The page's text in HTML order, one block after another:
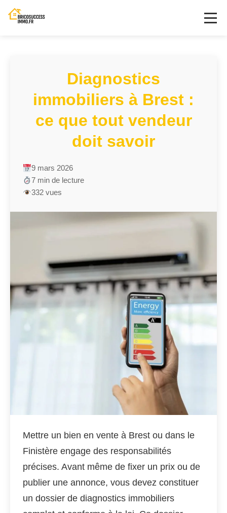
Diagnostics
immobiliers à Brest :
ce que tout vendeur
doit savoir
9 mars 2026
7 min de lecture
332 vues
Mettre un bien en vente à Brest ou dans le
Finistère engage des responsabilités
précises. Avant même de fixer un prix ou de
publier une annonce, vous devez constituer
un dossier de diagnostics immobiliers